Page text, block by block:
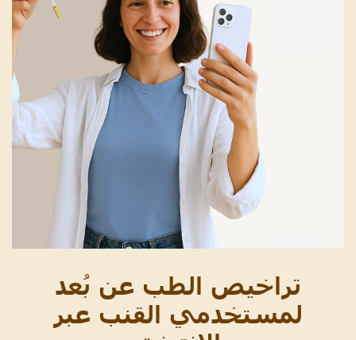
تراخيص الطب عن بُعد
لمستخدمي القنب عبر